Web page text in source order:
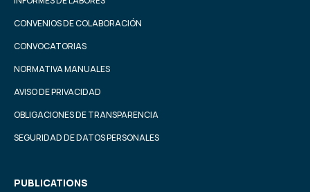
CONVENIOS DE COLABORACIÓN
CONVOCATORIAS
NORMATIVA MANUALES
AVISO DE PRIVACIDAD
OBLIGACIONES DE TRANSPARENCIA
SEGURIDAD DE DATOS PERSONALES
PUBLICATIONS